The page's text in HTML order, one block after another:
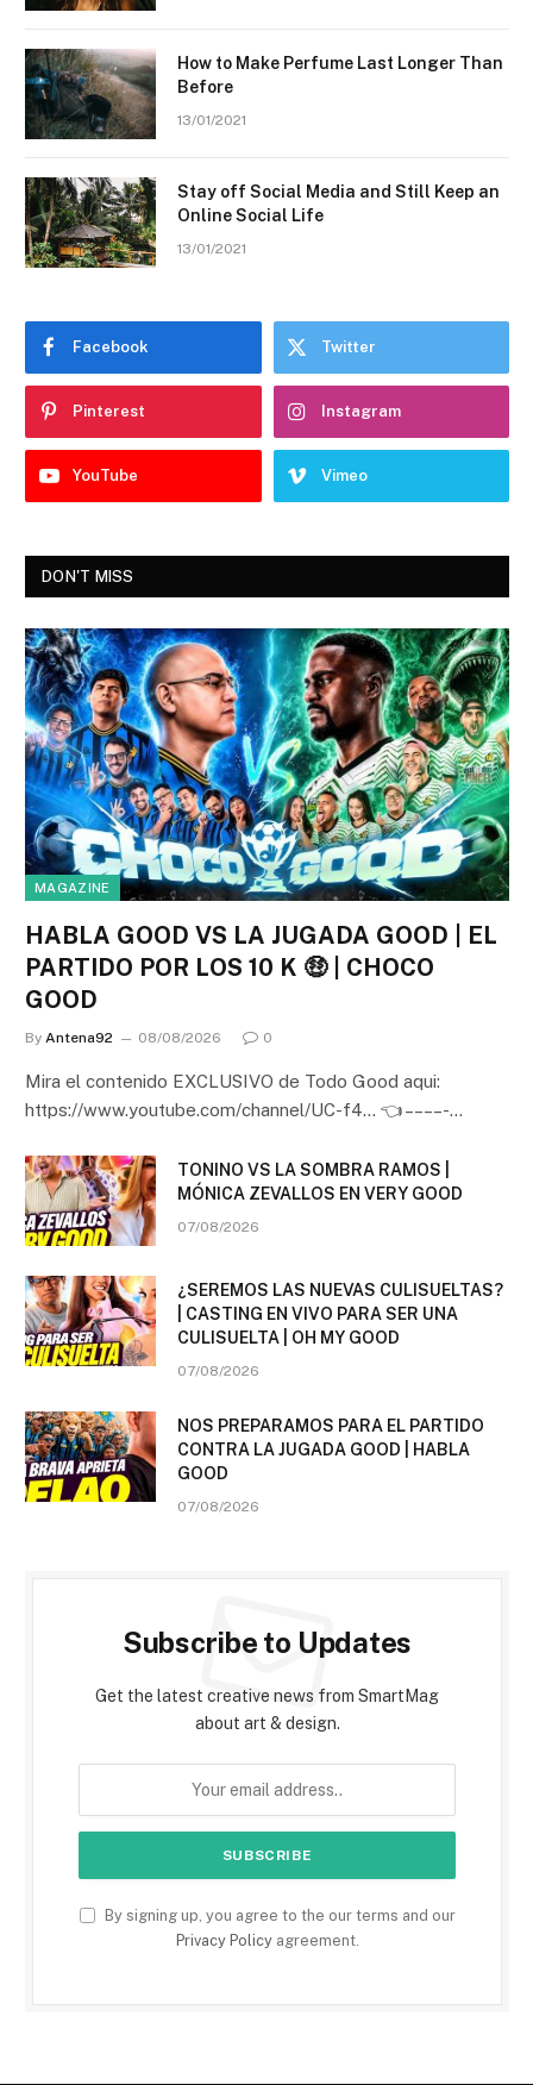
How to Make Perfume Last Longer Than
Before
13/01/2021
Stay off Social Media and Still Keep an
Online Social Life
13/01/2021
Facebook Twitter
Pinterest Instagram
YouTube Vimeo
DON'T MISS
MAGAZINE
HABLA GOOD VS LA JUGADA GOOD | EL
PARTIDO POR LOS 10 K 🤑 | CHOCO
GOOD
By Antena92 08/08/2026 0
Mira el contenido EXCLUSIVO de Todo Good aqui:
https://www.youtube.com/channel/UC-f4… 👈 – – – – -…
TONINO VS LA SOMBRA RAMOS |
MÓNICA ZEVALLOS EN VERY GOOD
07/08/2026
¿SEREMOS LAS NUEVAS CULISUELTAS?
| CASTING EN VIVO PARA SER UNA
CULISUELTA | OH MY GOOD
07/08/2026
NOS PREPARAMOS PARA EL PARTIDO
CONTRA LA JUGADA GOOD | HABLA
GOOD
07/08/2026
Subscribe to Updates
Get the latest creative news from SmartMag
about art & design.
By signing up, you agree to the our terms and our
Privacy Policyagreement.